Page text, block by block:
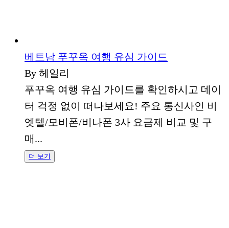
베트남 푸꾸옥 여행 유심 가이드
By 헤일리
푸꾸옥 여행 유심 가이드를 확인하시고 데이
터 걱정 없이 떠나보세요! 주요 통신사인 비
엣텔/모비폰/비나폰 3사 요금제 비교 및 구
매...
더 보기